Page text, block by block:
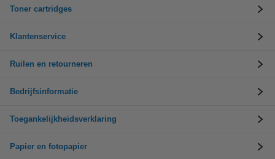
Toner cartridges
Klantenservice
Ruilen en retourneren
Bedrijfsinformatie
Toegankelijkheidsverklaring
Papier en fotopapier